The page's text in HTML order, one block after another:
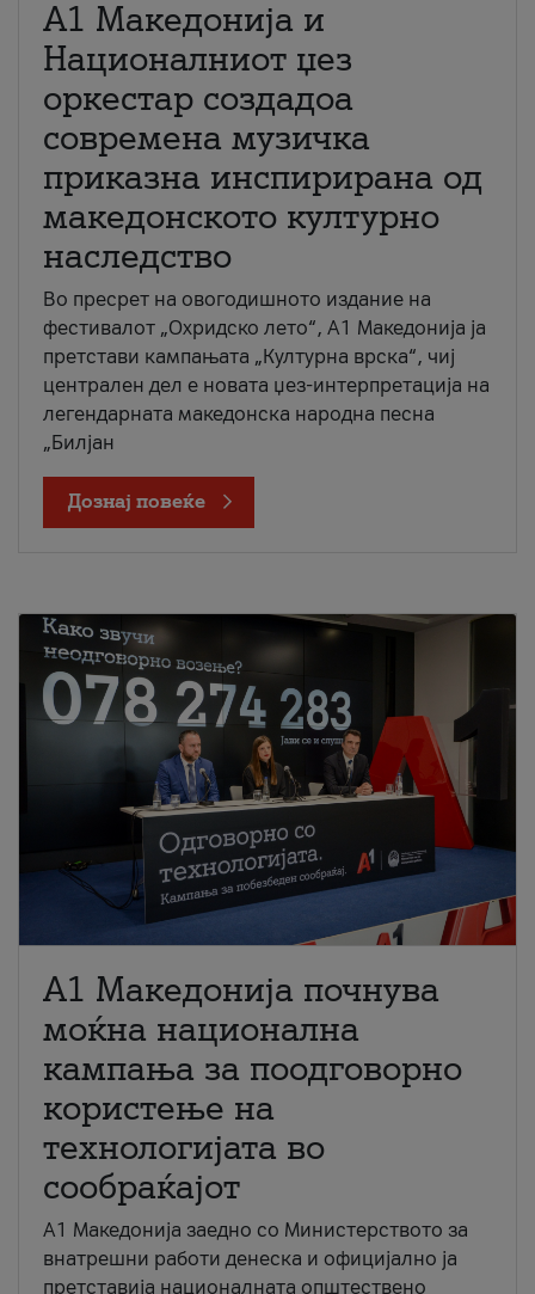
А1 Македонија и
Националниот џез
оркестар создадоа
современа музичка
приказна инспирирана од
македонското културно
наследство
Во пресрет на овогодишното издание на
фестивалот „Охридско лето“, А1 Македонија ја
претстави кампањата „Културна врска“, чиј
централен дел е новата џез-интерпретација на
легендарната македонска народна песна
„Билјан
Дознај повеќе
A1 Македонија почнува
моќна национална
кампања за поодговорно
користење на
технологијата во
сообраќајот
A1 Македонија заедно со Министерството за
внатрешни работи денеска и официјално ја
претставија националната општествено